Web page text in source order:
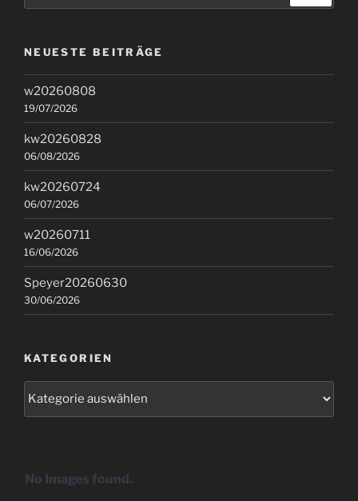
NEUESTE BEITRÄGE
w20260808
19/07/2026
kw20260828
06/08/2026
kw20260724
06/07/2026
w20260711
16/06/2026
Speyer20260630
30/06/2026
KATEGORIEN
No Images found.